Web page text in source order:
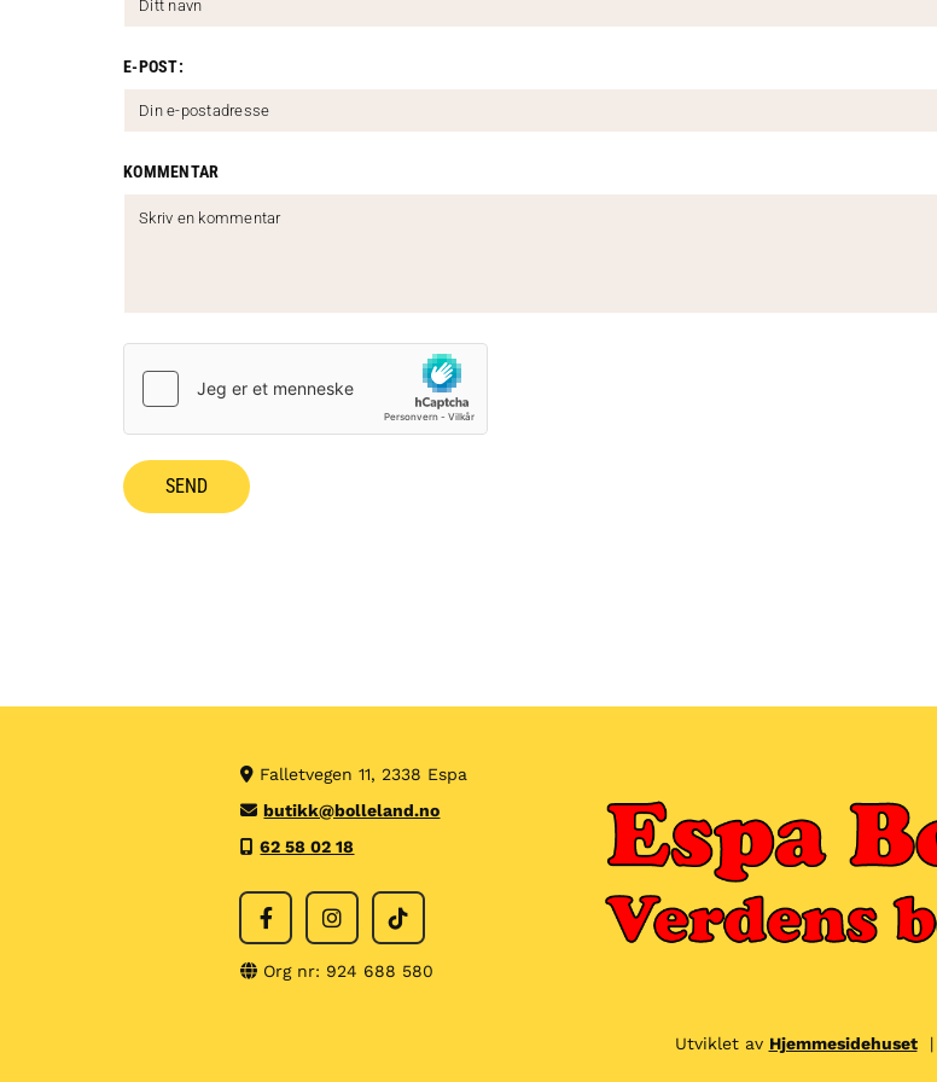
E-POST:
KOMMENTAR
 Falletvegen 11, 2338 Espa
 butikk@bolleland.no
 62 58 02 18
 Org nr: 924 688 580
Utviklet av Hjemmesidehuset|